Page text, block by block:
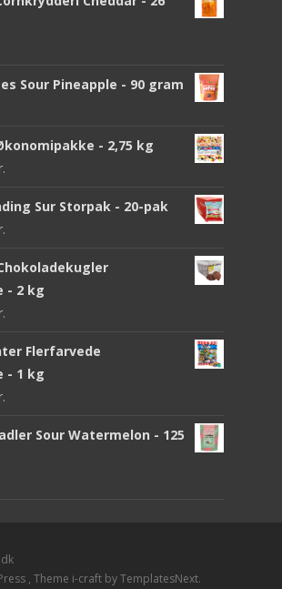
Sour Pineapple - 90 gram
- 2,75 kg
Sur Storpak - 20-pak
- 2 kg
Flerfarvede
- 1 kg
Sour Watermelon - 125
, Theme i-craft by TemplatesNext.